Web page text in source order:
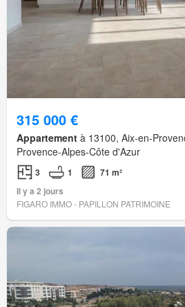
315 000 €
Appartement à 13100, Aix-en-
Provence-Alpes-Côte d'Azur
3 1
71 m²
Il y a 2 jours
FIGARO IMMO - PAPILLON PATRIMOINE